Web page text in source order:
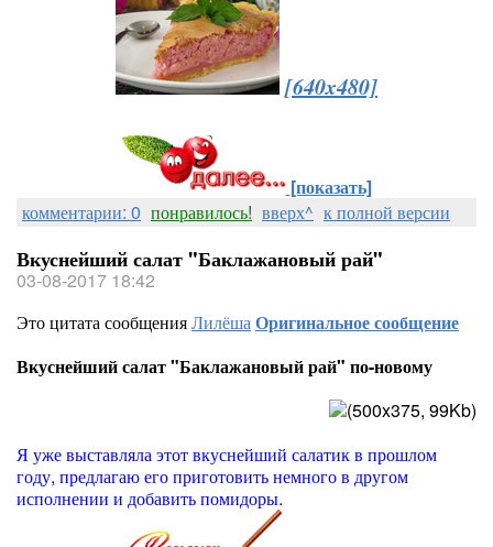
[640x480]
[показать]
комментарии: 0 понравилось! вверх^ к полной версии
Вкуснейший салат "Баклажановый рай"
03-08-2017 18:42
Это цитата сообщенияЛилёшаОригинальное сообщение
Вкуснейший салат "Баклажановый рай" по-новому
Я уже выставляла этот вкуснейший салатик в прошлом
году, предлагаю его приготовить немного в другом
исполнении и добавить помидоры.